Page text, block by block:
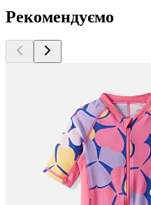
Рекомендуємо